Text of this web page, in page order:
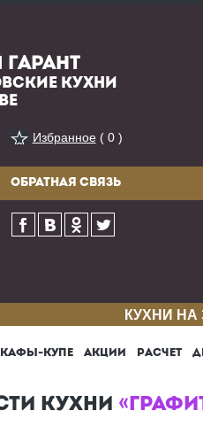
КУХНИ
Избранное( 0 )
ОБРАТНАЯ СВЯЗЬ
КУХНИ
КУПЕ АКЦИИ РАСЧЕТ
КУХНИ